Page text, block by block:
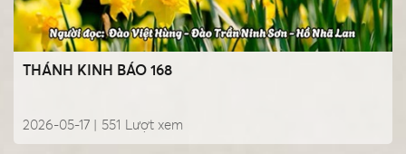
THÁNH KINH BÁO 168
2026-05-17 | Lượt xem
551